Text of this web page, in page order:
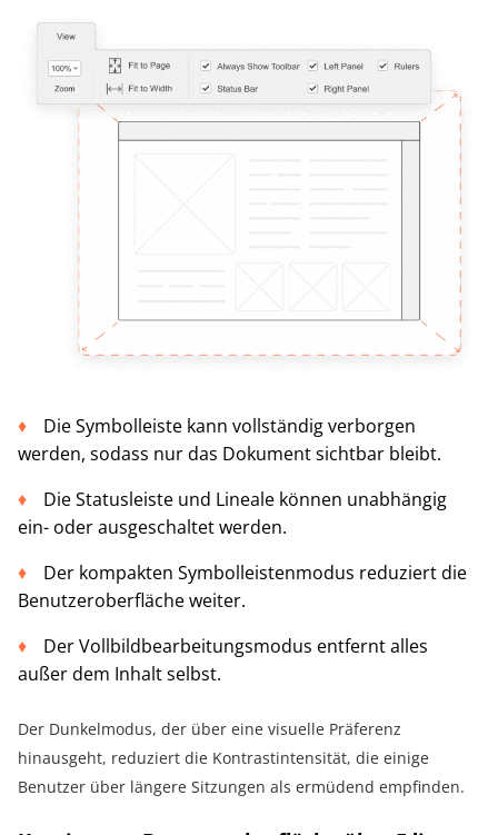
Die Symbolleiste kann vollständig verborgen
werden, sodass nur das Dokument sichtbar bleibt.
Die Statusleiste und Lineale können unabhängig
ein- oder ausgeschaltet werden.
Der kompakten Symbolleistenmodus reduziert die
Benutzeroberfläche weiter.
Der Vollbildbearbeitungsmodus entfernt alles
außer dem Inhalt selbst.
Der Dunkelmodus, der über eine visuelle Präferenz
hinausgeht, reduziert die Kontrastintensität, die einige
Benutzer über längere Sitzungen als ermüdend empfinden.